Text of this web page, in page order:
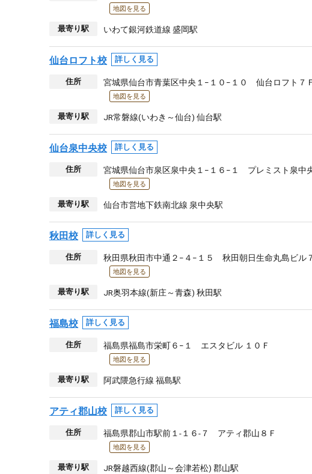
地図を見る
最寄り駅 いわて銀河鉄道線 盛岡駅
仙台ロフト校 詳しく見る
住所 宮城県仙台市青葉区中央１−１０−１０ 仙台ロフト７Ｆ
地図を見る
最寄り駅 JR常磐線(いわき～仙台) 仙台駅
仙台泉中央校 詳しく見る
住所 宮城県仙台市泉区泉中央１−１６−１ プレミスト泉中
地図を見る
最寄り駅 仙台市営地下鉄南北線 泉中央駅
秋田校 詳しく見る
住所 秋田県秋田市中通２−４−１５ 秋田朝日生命丸島ビル
地図を見る
最寄り駅 JR奥羽本線(新庄～青森) 秋田駅
福島校 詳しく見る
住所 福島県福島市栄町６−１ エスタビル １０Ｆ
地図を見る
最寄り駅 阿武隈急行線 福島駅
アティ郡山校 詳しく見る
住所 福島県郡山市駅前１-１６-７ アティ郡山８Ｆ
地図を見る
最寄り駅 JR磐越西線(郡山～会津若松) 郡山駅